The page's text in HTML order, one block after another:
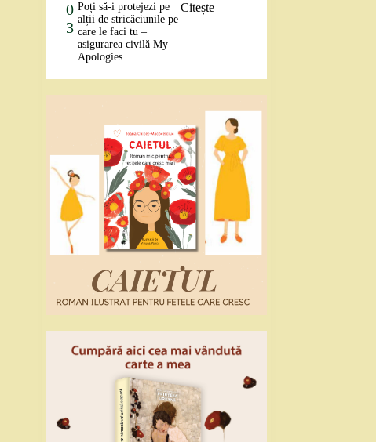
0
3
Poți să-i protejezi pe
alții de stricăciunile pe
care le faci tu –
asigurarea civilă My
Apologies
Citește